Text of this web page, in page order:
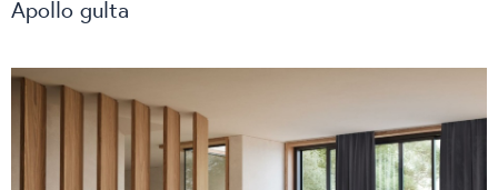
Apollo gulta